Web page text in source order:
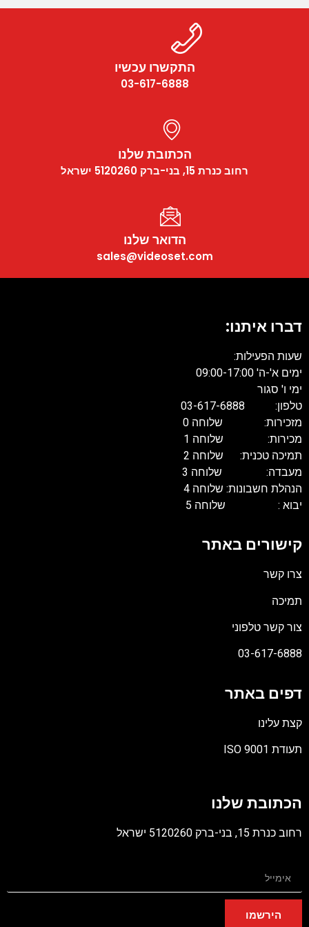
התקשרו עכשיו
03-617-6888
הכתובת שלנו
רחוב כנרת 15, בני-ברק 5120260 ישראל
הדואר שלנו
sales@videoset.com
דברו איתנו:
שעות הפעילות:
ימים א'-ה' 09:00-17:00
ימי ו' סגור
טלפון: 03-617-6888
מזכירות: שלוחה 0
מכירות: שלוחה 1
תמיכה טכנית: שלוחה 2
מעבדה: שלוחה 3
הנהלת חשבונות: שלוחה 4
יבוא : שלוחה 5
קישורים באתר
צרו קשר
תמיכה
צור קשר טלפוני
03-617-6888
דפים באתר
קצת עלינו
תעודת ISO 9001
PDF
הכתובת שלנו
רחוב כנרת 15, בני-ברק 5120260 ישראל
הירשמו